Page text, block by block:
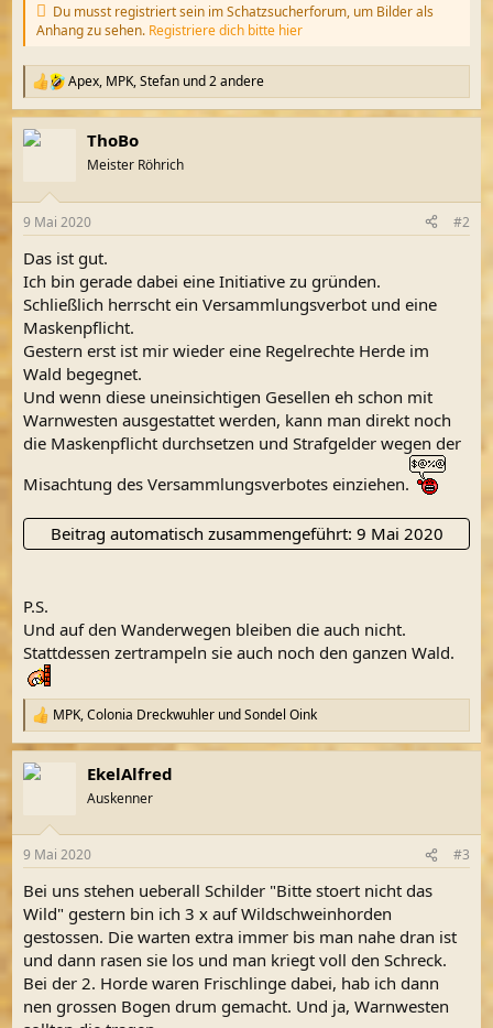
Du musst registriert sein im Schatzsucherforum, um Bilder als
Anhang zu sehen. Registriere dich bitte hier
R
e
a
k
e
:
Apex, MPK,Stefan und 2 andere
ThoBo
Meister Röhrich
9 Mai 2020 #2
Das ist gut.
Ich bin gerade dabei eine Initiative zu gründen.
Schließlich herrscht ein Versammlungsverbot und eine
Maskenpflicht.
Gestern erst ist mir wieder eine Regelrechte Herde im
Wald begegnet.
Und wenn diese uneinsichtigen Gesellen eh schon mit
Warnwesten ausgestattet werden, kann man direkt noch
die Maskenpflicht durchsetzen und Strafgelder wegen der
Misachtung des Versammlungsverbotes einziehen.
Beitrag automatisch zusammengeführt: 9 Mai 2020
P.S.
Und auf den Wanderwegen bleiben die auch nicht.
Stattdessen zertrampeln sie auch noch den ganzen Wald.
R
e
a
k
e
:
MPK,Colonia Dreckwuhler undSondel Oink
EkelAlfred
Auskenner
9 Mai 2020 #3
Bei uns stehen ueberall Schilder "Bitte stoert nicht das
Wild" gestern bin ich 3 x auf Wildschweinhorden
gestossen. Die warten extra immer bis man nahe dran ist
und dann rasen sie los und man kriegt voll den Schreck.
Bei der 2. Horde waren Frischlinge dabei, hab ich dann
nen grossen Bogen drum gemacht. Und ja, Warnwesten